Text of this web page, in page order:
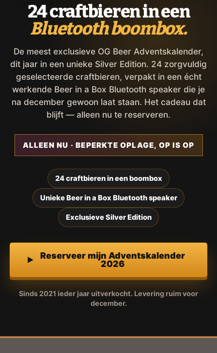
24 craftbieren in een
Bluetooth boombox.
De meest exclusieve OG Beer Adventskalender,
dit jaar in een unieke Silver Edition. 24 zorgvuldig
geselecteerde craftbieren, verpakt in een écht
werkende Beer in a Box Bluetooth speaker die je
na december gewoon laat staan. Het cadeau dat
blijft — alleen nu te reserveren.
ALLEEN NU · BEPERKTE OPLAGE, OP IS OP
24 craftbieren in een boombox
Unieke Beer in a Box Bluetooth speaker
Exclusieve Silver Edition
Reserveer mijn Adventskalender
2026
Sinds 2021 ieder jaar uitverkocht. Levering ruim voor
december.